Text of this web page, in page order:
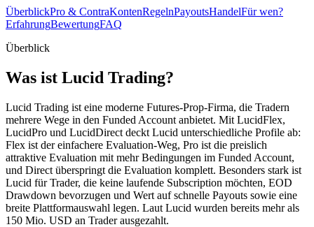
ÜberblickPro & ContraKontenRegelnPayoutsHandelFür wen?
ErfahrungBewertungFAQ
Überblick
Was ist Lucid Trading?
Lucid Trading ist eine moderne Futures-Prop-Firma, die Tradern
mehrere Wege in den Funded Account anbietet. Mit LucidFlex,
LucidPro und LucidDirect deckt Lucid unterschiedliche Profile ab:
Flex ist der einfachere Evaluation-Weg, Pro ist die preislich
attraktive Evaluation mit mehr Bedingungen im Funded Account,
und Direct überspringt die Evaluation komplett. Besonders stark ist
Lucid für Trader, die keine laufende Subscription möchten, EOD
Drawdown bevorzugen und Wert auf schnelle Payouts sowie eine
breite Plattformauswahl legen. Laut Lucid wurden bereits mehr als
150 Mio. USD an Trader ausgezahlt.